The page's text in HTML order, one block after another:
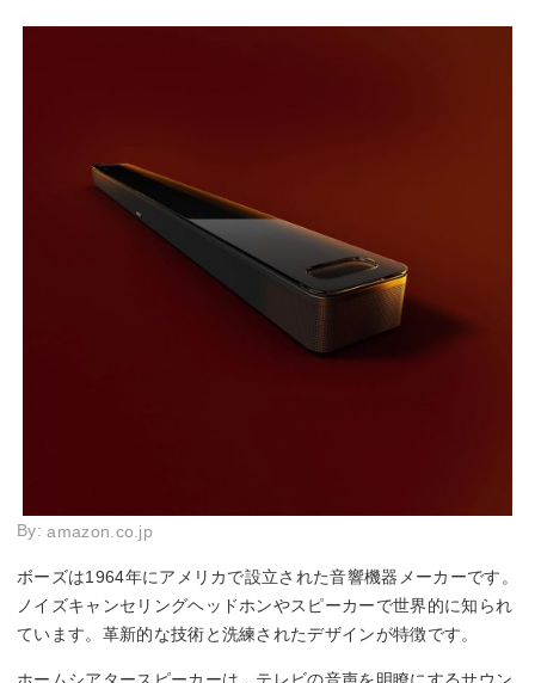
By:amazon.co.jp
ボーズは1964年にアメリカで設立された音響機器メーカーです。
ノイズキャンセリングヘッドホンやスピーカーで世界的に知られ
ています。革新的な技術と洗練されたデザインが特徴です。